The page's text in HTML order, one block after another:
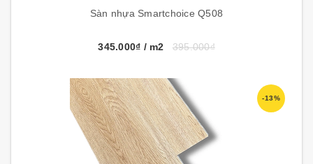
Sàn nhựa Smartchoice Q508
345.000₫ / m2 395.000₫
-13%